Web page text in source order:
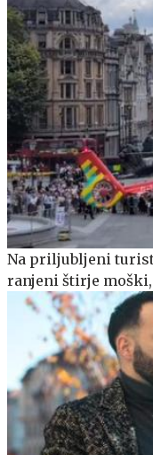
Na priljubljeni
ranjeni štirje